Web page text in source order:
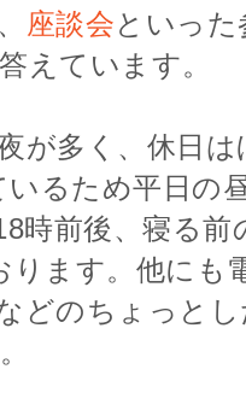
、 座談会といっ
えています。
が多く、休日
いるため平日の
時前後、寝る前
ります。他にも
どのちょっと